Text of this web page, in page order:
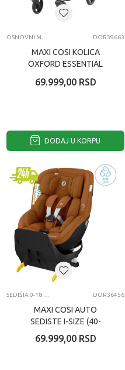
DOR39663
MAXI COSI KOLICA
OXFORD ESSENTIAL
69.999,00 RSD
DODAJ U KORPU
DOR36456
MAXI COSI AUTO
SEDISTE I-SIZE (40-
105CM) MICA PRO ECO
COGNAC
69.999,00 RSD